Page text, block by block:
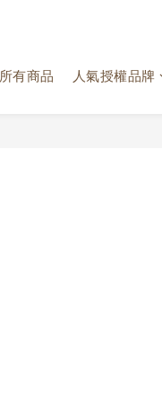
所有商品 人氣授權品牌